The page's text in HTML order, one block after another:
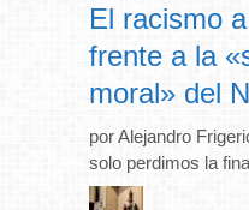
El racismo
frente a la
moral» del
por Alejandro
solo perdimos la